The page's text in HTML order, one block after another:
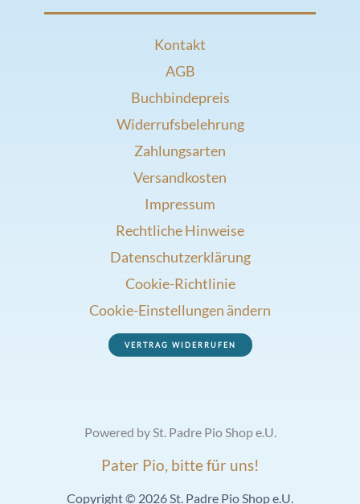
Kontakt
AGB
Buchbindepreis
Widerrufsbelehrung
Zahlungsarten
Versandkosten
Impressum
Rechtliche Hinweise
Datenschutzerklärung
Cookie-Richtlinie
Cookie-Einstellungen ändern
VERTRAG WIDERRUFEN
Powered by St. Padre Pio Shop e.U.
Pater Pio, bitte für uns!
Copyright © 2026 St. Padre Pio Shop e.U.